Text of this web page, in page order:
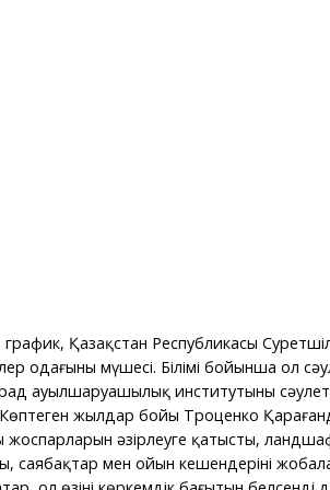
Қазақстан Республикасы
одағының мүшесі. Білімі бойынша ол
ауылшаруашылық институтының сәулет
Көптеген жылдар бойы Троценко
жоспарларын әзірлеуге қатысты,
саябақтар мен ойын кешендерінің